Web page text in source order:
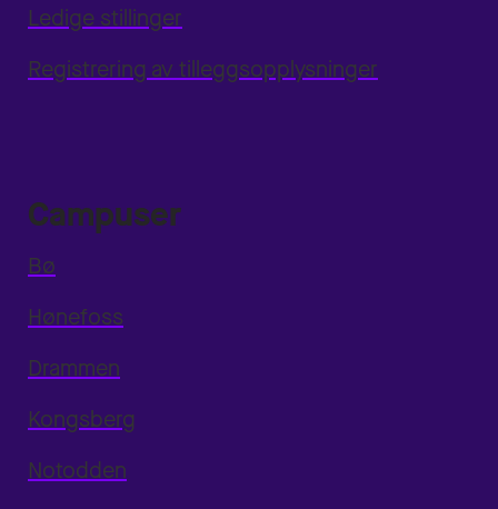
Ledige stillinger
Registrering av tilleggsopplysninger
Campuser
Bø
Hønefoss
Drammen
Kongsberg
Notodden